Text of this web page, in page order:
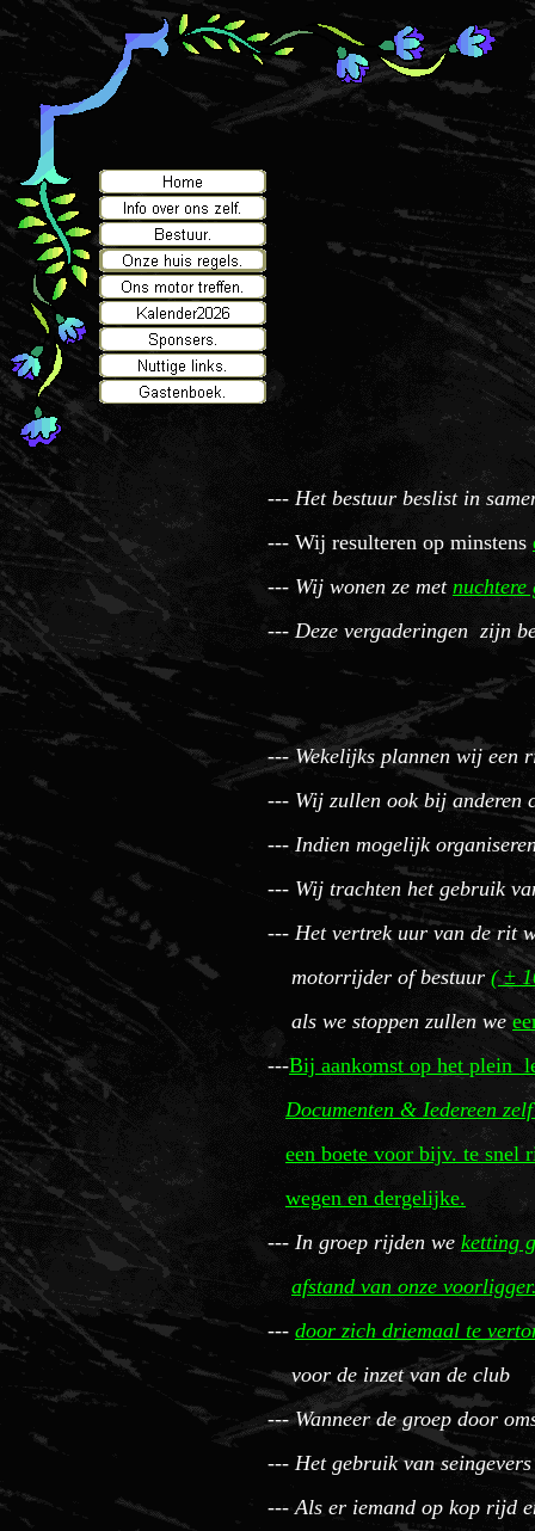
--- Het bestuur beslist in
--- Wij resulteren op minstens
--- Wij wonen ze met nuchtere
--- Deze vergaderingen zijn
--- Wekelijks plannen wij een
--- Wij zullen ook bij anderen
--- Indien mogelijk
--- Wij trachten het gebruik
--- Het vertrek uur van de rit
motorrijder of bestuur ( ±
als we stoppen zullen we
---Bij aankomst op het plein
Documenten & Iedereen
een boete voor bijv. te snel
wegen en dergelijke.
--- In groep rijden we ketting
afstand van onze
--- door zich driemaal te
voor de inzet van de club
--- Wanneer de groep door
--- Het gebruik van
--- Als er iemand op kop rijd